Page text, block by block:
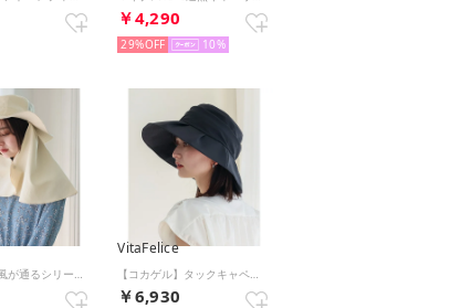
￥4,290
29% 10
VitaFelice
￥6,930